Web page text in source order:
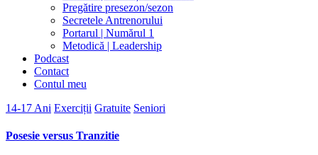
Pregătire presezon/sezon
Secretele Antrenorului
Portarul | Numărul 1
Metodică | Leadership
Podcast
Contact
Contul meu
14-17 Ani Exerciții Gratuite Seniori
Posesie versus Tranzitie